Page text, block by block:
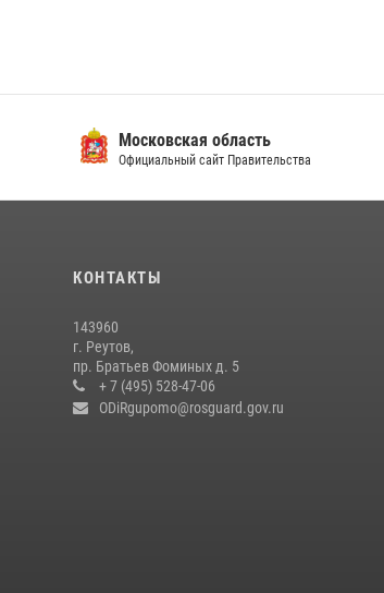
Московская область
Официальный сайт Правительства
КОНТАКТЫ
143960
г. Реутов,
пр. Братьев Фоминых д. 5
+ 7 (495) 528-47-06
ODiRgupomo@rosguard.gov.ru